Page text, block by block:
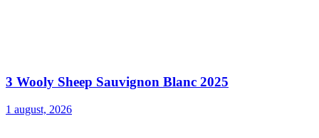
3 Wooly Sheep Sauvignon Blanc 2025
1 august, 2026